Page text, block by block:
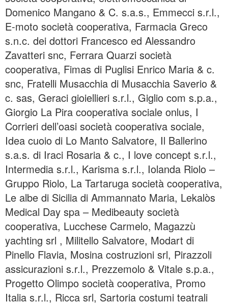
Domenico Mangano & C. s.a.s., Emmecci s.r.l.,
E-moto società cooperativa, Farmacia Greco
s.n.c. dei dottori Francesco ed Alessandro
Zavatteri snc, Ferrara Quarzi società
cooperativa, Fimas di Puglisi Enrico Maria & c.
snc, Fratelli Musacchia di Musacchia Saverio &
c. sas, Geraci gioiellieri s.r.l., Giglio com s.p.a.,
Giorgio La Pira cooperativa sociale onlus, I
Corrieri dell’oasi società cooperativa sociale,
Idea cuoio di Lo Manto Salvatore, Il Ballerino
s.a.s. di Iraci Rosaria & c., I love concept s.r.l.,
Intermedia s.r.l., Karisma s.r.l., Iolanda Riolo –
Gruppo Riolo, La Tartaruga società cooperativa,
Le albe di Sicilia di Ammannato Maria, Lekalòs
Medical Day spa – Medibeauty società
cooperativa, Lucchese Carmelo, Magazzù
yachting srl , Militello Salvatore, Modart di
Pinello Flavia, Mosina costruzioni srl, Pirazzoli
assicurazioni s.r.l., Prezzemolo & Vitale s.p.a.,
Progetto Olimpo società cooperativa, Promo
Italia s.r.l., Ricca srl, Sartoria costumi teatrali